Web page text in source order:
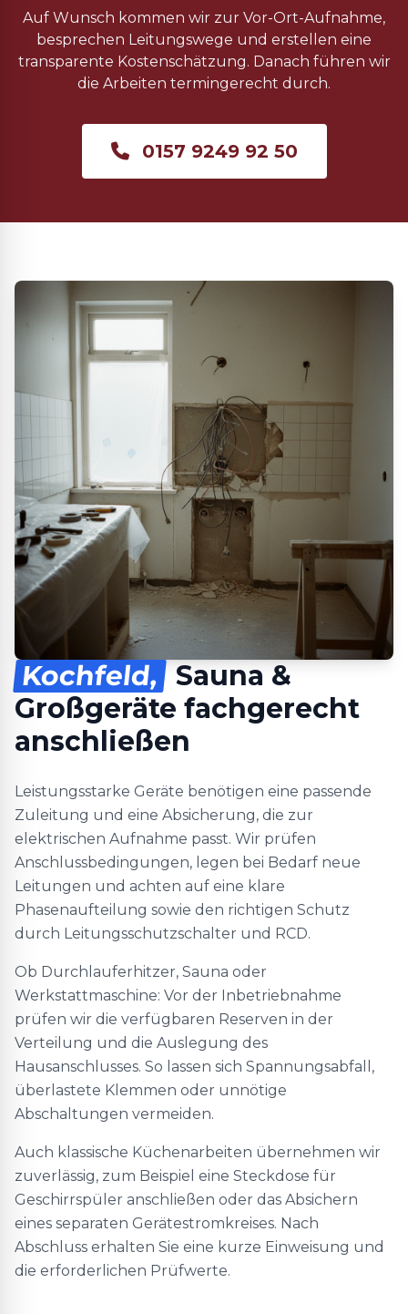
Auf Wunsch kommen wir zur Vor-Ort-Aufnahme,
besprechen Leitungswege und erstellen eine
transparente Kostenschätzung. Danach führen wir
die Arbeiten termingerecht durch.
0157 9249 92 50
Kochfeld, Sauna &
Großgeräte fachgerecht
anschließen
Leistungsstarke Geräte benötigen eine passende
Zuleitung und eine Absicherung, die zur
elektrischen Aufnahme passt. Wir prüfen
Anschlussbedingungen, legen bei Bedarf neue
Leitungen und achten auf eine klare
Phasenaufteilung sowie den richtigen Schutz
durch Leitungsschutzschalter und RCD.
Ob Durchlauferhitzer, Sauna oder
Werkstattmaschine: Vor der Inbetriebnahme
prüfen wir die verfügbaren Reserven in der
Verteilung und die Auslegung des
Hausanschlusses. So lassen sich Spannungsabfall,
überlastete Klemmen oder unnötige
Abschaltungen vermeiden.
Auch klassische Küchenarbeiten übernehmen wir
zuverlässig, zum Beispiel eine Steckdose für
Geschirrspüler anschließen oder das Absichern
eines separaten Gerätestromkreises. Nach
Abschluss erhalten Sie eine kurze Einweisung und
die erforderlichen Prüfwerte.